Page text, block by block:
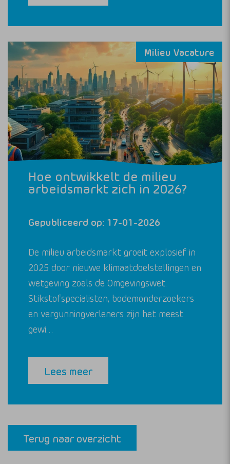
Milieu Vacature
Hoe ontwikkelt de milieu
arbeidsmarkt zich in 2026?
Gepubliceerd op: 17-01-2026
De milieu arbeidsmarkt groeit explosief in
2025 door nieuwe klimaatdoelstellingen en
wetgeving zoals de Omgevingswet.
Stikstofspecialisten, bodemonderzoekers
en vergunningverleners zijn het meest
gewi…
Lees meer
Terug naar overzicht